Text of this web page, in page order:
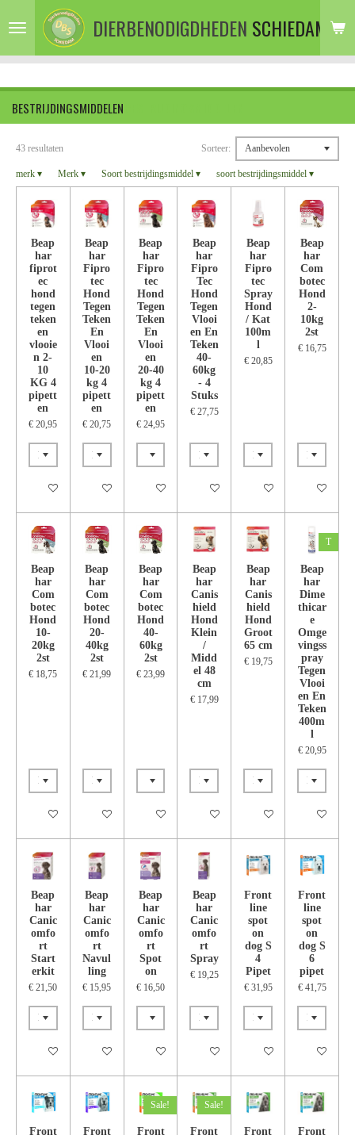
direct
de
DIERBENODIGDHEDEN SCHIEDAM
BESTRIJDINGSMIDDELEN
43 resultaten Sorteer:
merk ▾ Merk ▾ Soort bestrijdingsmiddel ▾ soort bestrijdingsmiddel ▾
Beap
har
fiprot
ec
hond
tegen
teken
en
vlooie
n 2-
10
KG 4
pipett
en
€ 20,95
In winkelwagen
Beap
har
Fipro
tec
Hond
Tegen
Teken
En
Vlooi
en
10-20
kg 4
pipett
en
€ 20,75
In winkelwagen
Beap
har
Fipro
tec
Hond
Tegen
Teken
En
Vlooi
en
20-40
kg 4
pipett
en
€ 24,95
In winkelwagen
Beap
har
Fipro
Tec
Hond
Tegen
Vlooi
en En
Teken
40-
60kg
- 4
Stuks
€ 27,75
In winkelwagen
Beap
har
Fipro
tec
Spray
Hond
/ Kat
100m
l
€ 20,85
In winkelwagen
Beap
har
Com
botec
Hond
2-
10kg
2st
€ 16,75
In
Beap
har
Com
botec
Hond
10-
20kg
2st
€ 18,75
In winkelwagen
Beap
har
Com
botec
Hond
20-
40kg
2st
€ 21,99
In winkelwagen
Beap
har
Com
botec
Hond
40-
60kg
2st
€ 23,99
In winkelwagen
Beap
har
Canis
hield
Hond
Klein
/
Midd
el 48
cm
€ 17,99
In winkelwagen
Beap
har
Canis
hield
Hond
Groot
65 cm
€ 19,75
In winkelwagen
T
Beap
har
Dime
thicar
e
Omge
vingss
pray
Tegen
Vlooi
en En
Teken
400m
l
€ 20,95
In
Beap
har
Canic
omfo
rt
Start
erkit
€ 21,50
In winkelwagen
Beap
har
Canic
omfo
rt
Navul
ling
€ 15,95
In winkelwagen
Beap
har
Canic
omfo
rt
Spot
on
€ 16,50
In winkelwagen
Beap
har
Canic
omfo
rt
Spray
€ 19,25
In winkelwagen
Front
line
spot
on
dog S
4
Pipet
€ 31,95
In winkelwagen
Front
line
spot
on
dog S
6
pipet
€ 41,75
In
Front
Front
Sale!
Front
Sale!
Front
Front
Front